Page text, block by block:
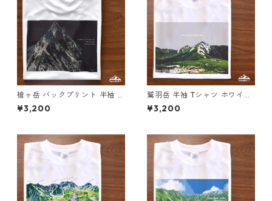
槍ヶ岳 バックプリント 半袖 T
シャツ ホワイト ブラック ドラ
イ 吸水速乾 山 登山 迷彩 カモ
¥3,200
鷲羽岳 半袖 Tシャツ ホワイト
ドライ 吸水速乾 山 登山 アウ
トドア 山Tシャツ 山のイラス
¥3,200